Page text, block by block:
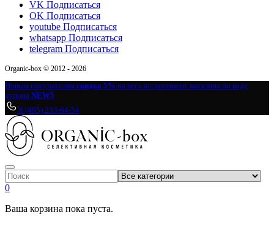
VK Подписаться
OK Подписаться
youtube Подписаться
whatsapp Подписаться
telegram Подписаться
Organic-box © 2012 - 2026
Новым покупателям скидка 5% на весь ассортимент магазина по коду
купона NEW5
8 (495) 233-64-54
0
Ваша корзина пока пуста.